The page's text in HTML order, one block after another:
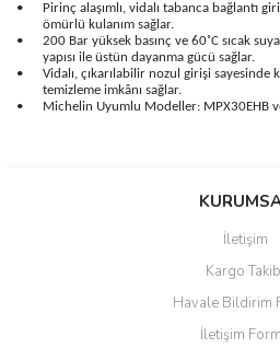
•
Pirinç alaşımlı, vidalı tabanca bağlantı
ömürlü kulanım sağlar.
•
200 Bar yüksek basınç ve 60˚C sıcak
yapısı ile üstün dayanma gücü sağlar.
•
Vidalı, çıkarılabilir nozul girişi sayesinde
temizleme imkânı sağlar.
•
Michelin Uyumlu Modeller: MPX30EHB
Bu ürüne ilk yorumu
Ürün resmi kalitesiz, bozuk veya
Ürün açıklamasında eksik bilgiler
Ürün bilgilerinde hatalar bulunuyor.
İletişim
Kargo
Havale Bildirim
İletişim